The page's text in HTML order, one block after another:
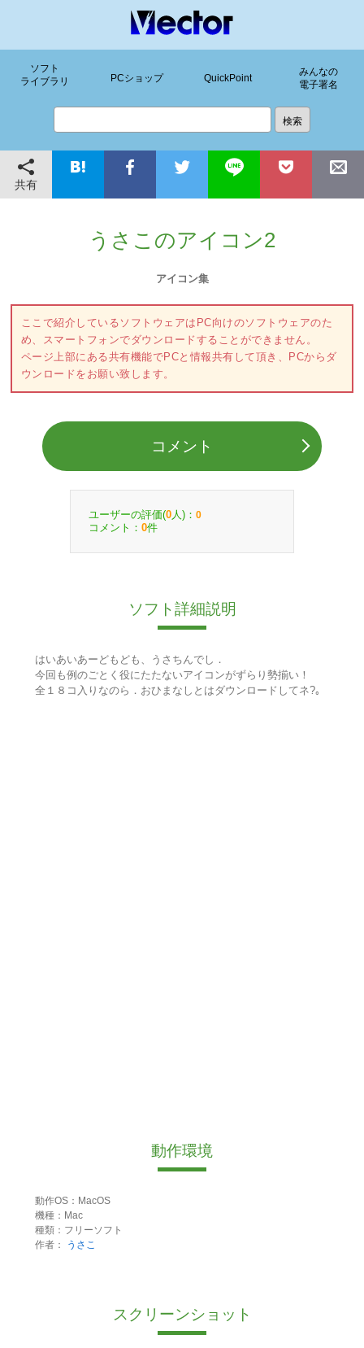
ソフト
ライブラリ
PCショップ QuickPoint
みんなの
電子署名
共有
うさこのアイコン2
アイコン集
ここで紹介しているソフトウェアはPC向けのソフトウェアのた
め、スマートフォンでダウンロードすることができません。
ページ上部にある共有機能でPCと情報共有して頂き、PCからダ
ウンロードをお願い致します。
コメント
ユーザーの評価(0 人)： 0
コメント： 0件
ソフト詳細説明
はいあいあーどもども、うさちんでし．
今回も例のごとく役にたたないアイコンがずらり勢揃い！
全１８コ入りなのら．おひまなしとはダウンロードしてネ?｡
動作環境
動作OS：MacOS
機種：Mac
種類：フリーソフト
作者：
うさこ
スクリーンショット